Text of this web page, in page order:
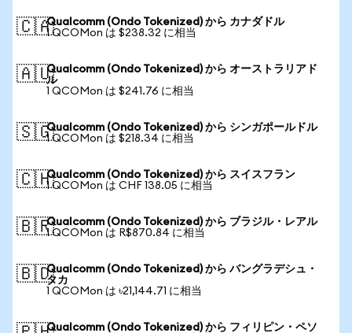
🇨🇦Qualcomm (Ondo Tokenized) から カナダドル
1 QCOMon は $238.32 に相当
🇦🇺Qualcomm (Ondo Tokenized) から オーストラリアド
ル
1 QCOMon は $241.76 に相当
🇸🇬Qualcomm (Ondo Tokenized) から シンガポールドル
1 QCOMon は $218.34 に相当
🇨🇭Qualcomm (Ondo Tokenized) から スイスフラン
1 QCOMon は CHF 138.05 に相当
🇧🇷Qualcomm (Ondo Tokenized) から ブラジル・レアル
1 QCOMon は R$870.84 に相当
🇧🇩Qualcomm (Ondo Tokenized) から バングラデシュ・
タカ
1 QCOMon は ৳21,144.71 に相当
Qualcomm (Ondo Tokenized) から フィリピン・ペソ